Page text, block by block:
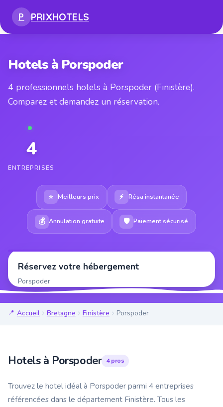
P PRIXHOTELS
Hotels à Porspoder
4 professionnels hotels à Porspoder (Finistère).
Comparez et demandez un réservation.
4
ENTREPRISES
⭐ Meilleurs prix ⚡ Résa instantanée
💰 Annulation gratuite 🛡 Paiement sécurisé
Réservez votre hébergement
Porspoder
Accueil Bretagne Finistère Porspoder
Hotels à Porspoder 4 pros
Trouvez le hotel idéal à Porspoder parmi 4 entreprises
référencées dans le département Finistère. Tous les